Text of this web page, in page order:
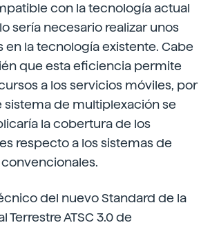
con la tecnología actual
sería necesario realizar unos
la tecnología existente. Cabe
que esta eficiencia permite
a los servicios móviles, por
sistema de multiplexación se
la cobertura de los
respecto a los sistemas de
del nuevo Standard de la
Terrestre ATSC 3.0 de